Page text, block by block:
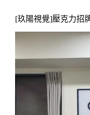
[玖陽視覺]壓克力招